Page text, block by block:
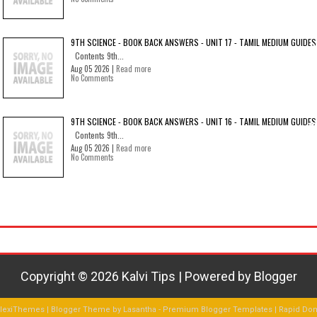
9TH SCIENCE - BOOK BACK ANSWERS - UNIT 17 - TAMIL MEDIUM GUIDES
Contents 9th...
Aug 05 2026 | Read more
No Comments
9TH SCIENCE - BOOK BACK ANSWERS - UNIT 16 - TAMIL MEDIUM GUIDES
Contents 9th...
Aug 05 2026 | Read more
No Comments
Copyright © 2026 Kalvi Tips | Powered by Blogger
| Blogger Theme by Lasantha - Premium Blogger Templates | Rapid